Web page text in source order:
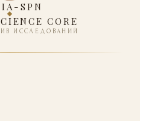
SPN
CORE
ИССЛЕДОВАНИЙ